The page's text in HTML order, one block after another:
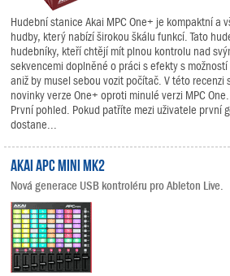
Hudební stanice Akai MPC One+ je kompaktní a
hudby, který nabízí širokou škálu funkcí. Tato
hudebníky, kteří chtějí mít plnou kontrolu nad
sekvencemi doplněné o práci s efekty s
aniž by musel sebou vozit počítač. V této recenzi
novinky verze One+ oproti minulé verzi MPC One.
První pohled. Pokud patříte mezi uživatele první
dostane...
AKAI APC Mini mk2
Nová generace USB kontroléru pro Ableton Live.